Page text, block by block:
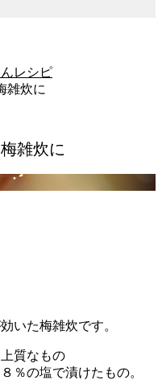
レシピ
雑炊に
雑炊に
いた梅雑炊です。
質なもの
％の塩で漬けたもの。